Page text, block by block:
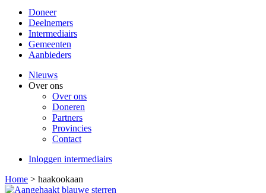
Doneer
Deelnemers
Intermediairs
Gemeenten
Aanbieders
Nieuws
Over ons
Over ons
Doneren
Partners
Provincies
Contact
Inloggen intermediairs
Home > haakookaan